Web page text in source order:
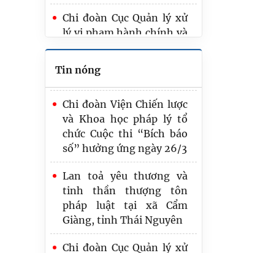
Chi đoàn Cục Quản lý xử
lý vi phạm hành chính và
theo dõi thi hành pháp
luật dâng hương tại
Nghĩa trang Liệt sĩ
Tuổi trẻ Bộ Tư pháp tri ân
người có công với cách
mạng tại xã Văn Giang,
tỉnh Hưng Yên
Đoàn viên, thanh niên Bộ
Tư pháp đời đời nhớ ơn
các anh hùng liệt sỹ
Tin nóng
mạng tại xã Văn Giang,
tỉnh Hưng Yên
và Khoa học pháp lý tổ
chức Cuộc thi “Bích báo
số” hưởng ứng ngày 26/3
Lan toả yêu thương và
tinh thần thượng tôn
pháp luật tại xã Cẩm
Giàng, tỉnh Thái Nguyên
Chi đoàn Cục Quản lý xử
lý vi phạm hành chính và
theo dõi thi hành pháp
luật dâng hương tại